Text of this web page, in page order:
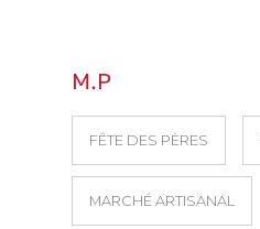
M.P
FÊTE DES PÈRES
MARCHÉ ARTISANAL